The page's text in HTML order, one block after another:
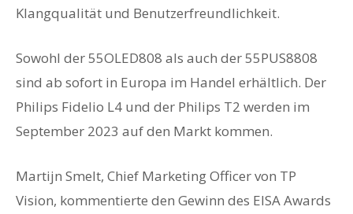
Klangqualität und Benutzerfreundlichkeit.
Sowohl der 55OLED808 als auch der 55PUS8808
sind ab sofort in Europa im Handel erhältlich. Der
Philips Fidelio L4 und der Philips T2 werden im
September 2023 auf den Markt kommen.
Martijn Smelt, Chief Marketing Officer von TP
Vision, kommentierte den Gewinn des EISA Awards